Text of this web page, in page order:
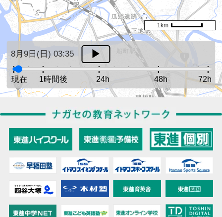
8月9日(日) 03:35
現在 1時間後 24h 48h 72h
1km